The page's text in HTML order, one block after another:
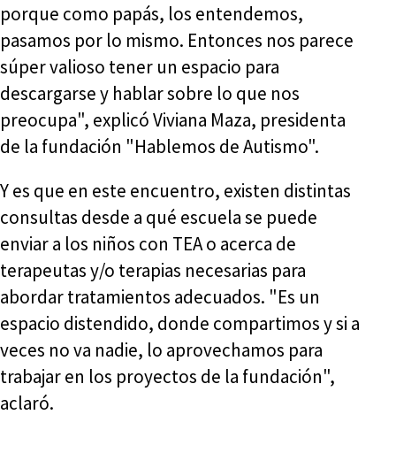
porque como papás, los entendemos,
pasamos por lo mismo. Entonces nos parece
súper valioso tener un espacio para
descargarse y hablar sobre lo que nos
preocupa", explicó Viviana Maza, presidenta
de la fundación "Hablemos de Autismo".
Y es que en este encuentro, existen distintas
consultas desde a qué escuela se puede
enviar a los niños con TEA o acerca de
terapeutas y/o terapias necesarias para
abordar tratamientos adecuados. "Es un
espacio distendido, donde compartimos y si a
veces no va nadie, lo aprovechamos para
trabajar en los proyectos de la fundación",
aclaró.